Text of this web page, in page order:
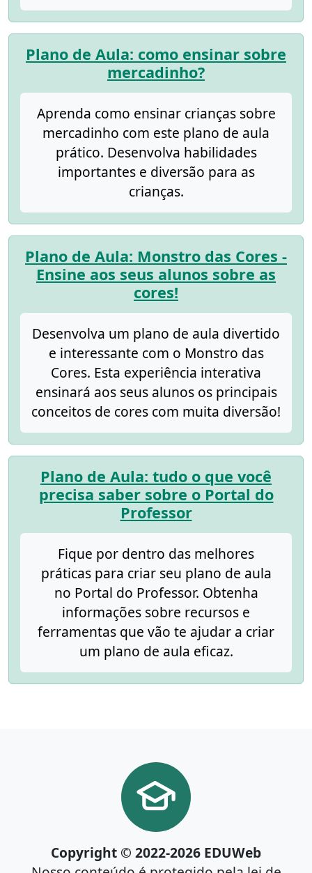
Plano de Aula: como ensinar sobre
mercadinho?
Aprenda como ensinar crianças sobre
mercadinho com este plano de aula
prático. Desenvolva habilidades
importantes e diversão para as
crianças.
Plano de Aula: Monstro das Cores -
Ensine aos seus alunos sobre as
cores!
Desenvolva um plano de aula divertido
e interessante com o Monstro das
Cores. Esta experiência interativa
ensinará aos seus alunos os principais
conceitos de cores com muita diversão!
Plano de Aula: tudo o que você
precisa saber sobre o Portal do
Professor
Fique por dentro das melhores
práticas para criar seu plano de aula
no Portal do Professor. Obtenha
informações sobre recursos e
ferramentas que vão te ajudar a criar
um plano de aula eficaz.
Copyright © 2022-2026 EDUWeb